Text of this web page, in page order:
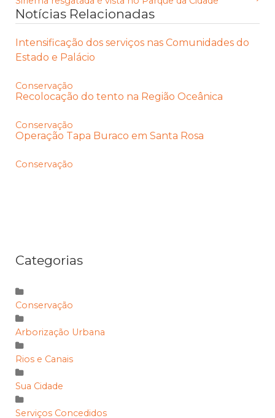
Notícias Relacionadas
Intensificação dos serviços nas Comunidades do
Estado e Palácio
Conservação
Recolocação do tento na Região Oceânica
Conservação
Operação Tapa Buraco em Santa Rosa
Conservação
Categorias
Conservação
Arborização Urbana
Rios e Canais
Sua Cidade
Serviços Concedidos